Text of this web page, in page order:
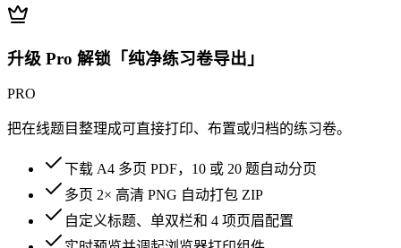
升级 Pro 解锁「纯净练习卷导出」
PRO
把在线题目整理成可直接打印、布置或归档的练习卷。
下载 A4 多页 PDF，10 或 20 题自动分页
多页 2× 高清 PNG 自动打包 ZIP
自定义标题、单双栏和 4 项页眉配置